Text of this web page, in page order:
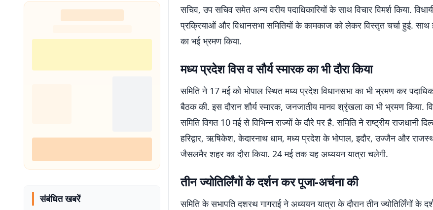
संबंधित खबरें
सचिव, उप सचिव समेत अन्य वरीय पदाधिकारियों के साथ विचार विमर्श किया. विधायी
प्रक्रियाओं और विधानसभा समितियों के कामकाज को लेकर विस्तृत चर्चा हुई. साथ
का भई भ्रमण किया.
मध्य प्रदेश विस व सौर्य स्मारक का भी दौरा किया
समिति ने 17 मई को भोपाल स्थित मध्य प्रदेश विधानसभा का भी भ्रमण कर
बैठक की. इस दौरान शौर्य स्मारक, जनजातीय मानव श्रृंखला का भी भ्रमण किया.
समिति विगत 10 मई से विभिन्न राज्यों के दौरे पर है. समिति ने राष्ट्रीय राजधानी
हरिद्वार, ऋषिकेश, केदारनाथ धाम, मध्य प्रदेश के भोपाल, इदौर, उज्जैन और
जैसलमैर शहर का दौरा किया. 24 मई तक यह अध्ययन यात्रा चलेगी.
तीन ज्योतिर्लिंगों के दर्शन कर पूजा-अर्चना की
समिति के सभापति दशरथ गागराई ने अध्ययन यात्रा के दौरान तीन ज्योतिर्लिंगों के